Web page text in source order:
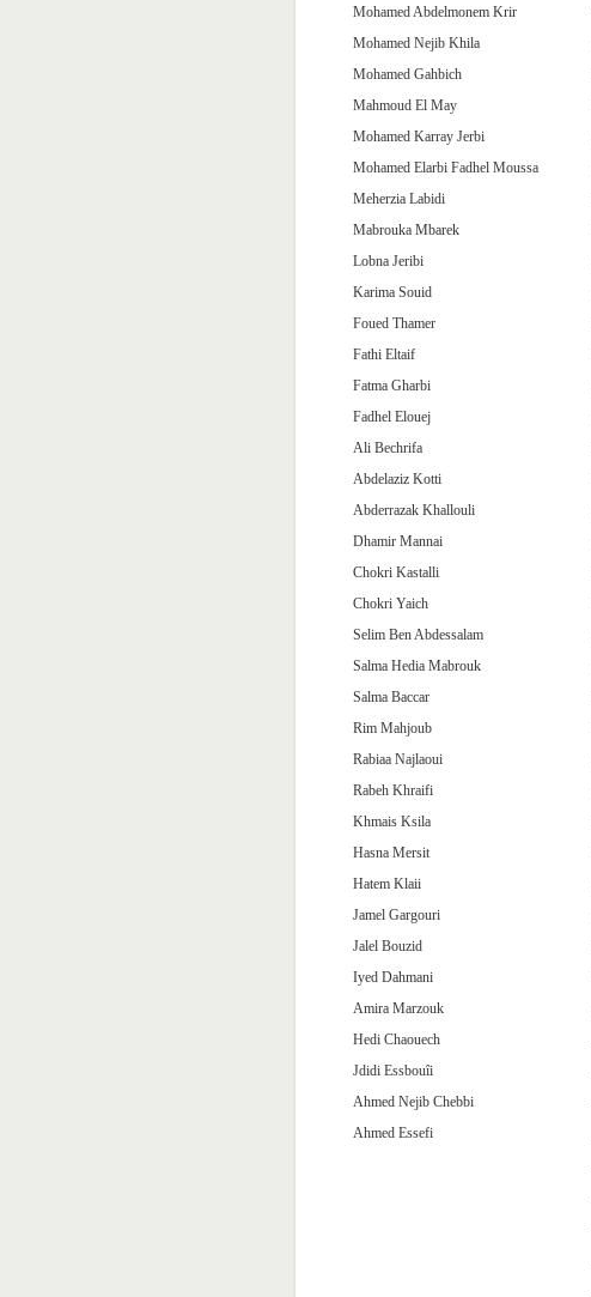
Mohamed Abdelmonem Krir
Mohamed Nejib Khila
Mohamed Gahbich
Mahmoud El May
Mohamed Karray Jerbi
Mohamed Elarbi Fadhel Moussa
Meherzia Labidi
Mabrouka Mbarek
Lobna Jeribi
Karima Souid
Foued Thamer
Fathi Eltaif
Fatma Gharbi
Fadhel Elouej
Ali Bechrifa
Abdelaziz Kotti
Abderrazak Khallouli
Dhamir Mannai
Chokri Kastalli
Chokri Yaich
Selim Ben Abdessalam
Salma Hedia Mabrouk
Salma Baccar
Rim Mahjoub
Rabiaa Najlaoui
Rabeh Khraifi
Khmais Ksila
Hasna Mersit
Hatem Klaii
Jamel Gargouri
Jalel Bouzid
Iyed Dahmani
Amira Marzouk
Hedi Chaouech
Jdidi Essbouîi
Ahmed Nejib Chebbi
Ahmed Essefi